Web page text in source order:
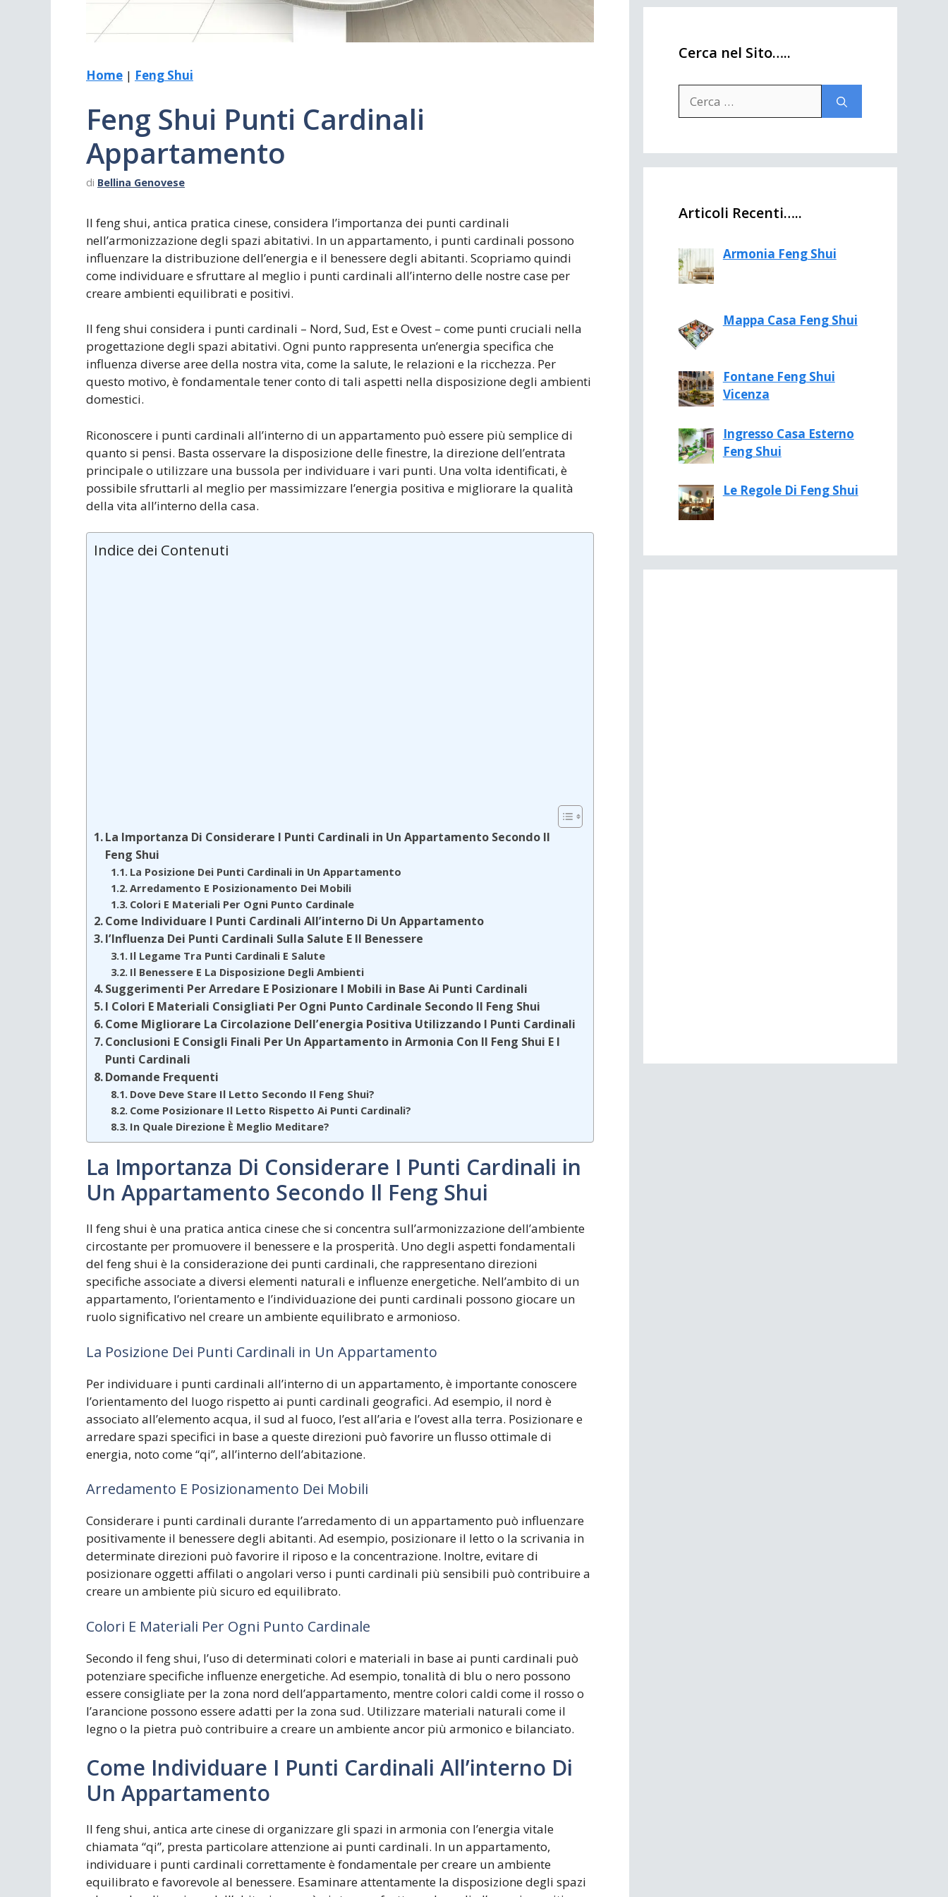
Home | Feng Shui
Feng Shui Punti Cardinali
Appartamento
di Bellina Genovese
Il feng shui, antica pratica cinese, considera l’importanza dei punti cardinali
nell’armonizzazione degli spazi abitativi. In un appartamento, i punti cardinali possono
influenzare la distribuzione dell’energia e il benessere degli abitanti. Scopriamo quindi
come individuare e sfruttare al meglio i punti cardinali all’interno delle nostre case per
creare ambienti equilibrati e positivi.
Il feng shui considera i punti cardinali – Nord, Sud, Est e Ovest – come punti cruciali nella
progettazione degli spazi abitativi. Ogni punto rappresenta un’energia specifica che
influenza diverse aree della nostra vita, come la salute, le relazioni e la ricchezza. Per
questo motivo, è fondamentale tener conto di tali aspetti nella disposizione degli ambienti
domestici.
Riconoscere i punti cardinali all’interno di un appartamento può essere più semplice di
quanto si pensi. Basta osservare la disposizione delle finestre, la direzione dell’entrata
principale o utilizzare una bussola per individuare i vari punti. Una volta identificati, è
possibile sfruttarli al meglio per massimizzare l’energia positiva e migliorare la qualità
della vita all’interno della casa.
Indice dei Contenuti
La Importanza Di Considerare I Punti Cardinali in Un Appartamento Secondo Il
Feng Shui
La Posizione Dei Punti Cardinali in Un Appartamento
Arredamento E Posizionamento Dei Mobili
Colori E Materiali Per Ogni Punto Cardinale
Come Individuare I Punti Cardinali All’interno Di Un Appartamento
l’Influenza Dei Punti Cardinali Sulla Salute E Il Benessere
Il Legame Tra Punti Cardinali E Salute
Il Benessere E La Disposizione Degli Ambienti
Suggerimenti Per Arredare E Posizionare I Mobili in Base Ai Punti Cardinali
I Colori E Materiali Consigliati Per Ogni Punto Cardinale Secondo Il Feng Shui
Come Migliorare La Circolazione Dell’energia Positiva Utilizzando I Punti Cardinali
Conclusioni E Consigli Finali Per Un Appartamento in Armonia Con Il Feng Shui E I
Punti Cardinali
Domande Frequenti
Dove Deve Stare Il Letto Secondo Il Feng Shui?
Come Posizionare Il Letto Rispetto Ai Punti Cardinali?
In Quale Direzione È Meglio Meditare?
La Importanza Di Considerare I Punti Cardinali in
Un Appartamento Secondo Il Feng Shui
Il feng shui è una pratica antica cinese che si concentra sull’armonizzazione dell’ambiente
circostante per promuovere il benessere e la prosperità. Uno degli aspetti fondamentali
del feng shui è la considerazione dei punti cardinali, che rappresentano direzioni
specifiche associate a diversi elementi naturali e influenze energetiche. Nell’ambito di un
appartamento, l’orientamento e l’individuazione dei punti cardinali possono giocare un
ruolo significativo nel creare un ambiente equilibrato e armonioso.
La Posizione Dei Punti Cardinali in Un Appartamento
Per individuare i punti cardinali all’interno di un appartamento, è importante conoscere
l’orientamento del luogo rispetto ai punti cardinali geografici. Ad esempio, il nord è
associato all’elemento acqua, il sud al fuoco, l’est all’aria e l’ovest alla terra. Posizionare e
arredare spazi specifici in base a queste direzioni può favorire un flusso ottimale di
energia, noto come “qi”, all’interno dell’abitazione.
Arredamento E Posizionamento Dei Mobili
Considerare i punti cardinali durante l’arredamento di un appartamento può influenzare
positivamente il benessere degli abitanti. Ad esempio, posizionare il letto o la scrivania in
determinate direzioni può favorire il riposo e la concentrazione. Inoltre, evitare di
posizionare oggetti affilati o angolari verso i punti cardinali più sensibili può contribuire a
creare un ambiente più sicuro ed equilibrato.
Colori E Materiali Per Ogni Punto Cardinale
Secondo il feng shui, l’uso di determinati colori e materiali in base ai punti cardinali può
potenziare specifiche influenze energetiche. Ad esempio, tonalità di blu o nero possono
essere consigliate per la zona nord dell’appartamento, mentre colori caldi come il rosso o
l’arancione possono essere adatti per la zona sud. Utilizzare materiali naturali come il
legno o la pietra può contribuire a creare un ambiente ancor più armonico e bilanciato.
Come Individuare I Punti Cardinali All’interno Di
Un Appartamento
Il feng shui, antica arte cinese di organizzare gli spazi in armonia con l’energia vitale
chiamata “qi”, presta particolare attenzione ai punti cardinali. In un appartamento,
individuare i punti cardinali correttamente è fondamentale per creare un ambiente
equilibrato e favorevole al benessere. Esaminare attentamente la disposizione degli spazi
Cerca nel Sito…..
per:
Articoli Recenti…..
Armonia Feng Shui
Mappa Casa Feng Shui
Fontane Feng Shui
Vicenza
Ingresso Casa Esterno
Feng Shui
Le Regole Di Feng Shui